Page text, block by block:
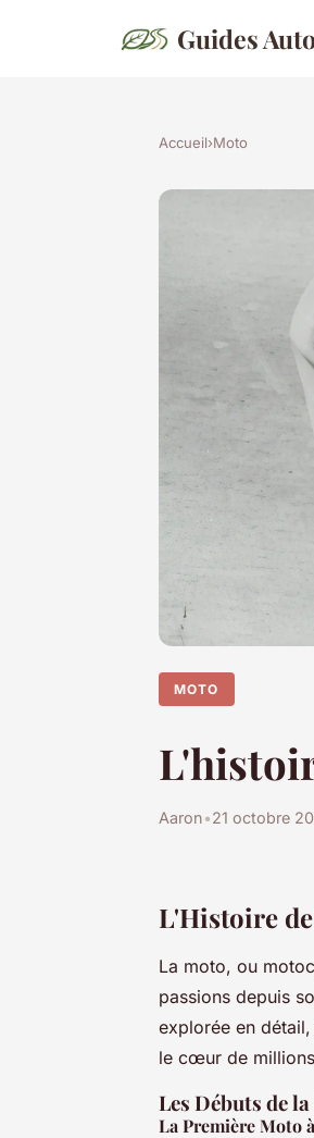
Guides
Accueil›Moto
MOTO
Aaron•21 octobre
L'Histoire
La moto, ou
passions depuis
explorée en
le cœur de
Les Débuts de
La Première Moto